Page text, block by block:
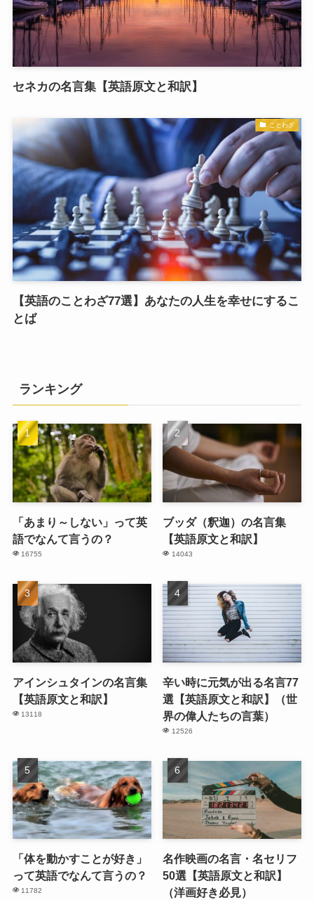
セネカの名言集【英語原文と和訳】
ことわざ
【英語のことわざ77選】あなたの人生を幸せにするこ
とば
ランキング
「あまり～しない」って英
語でなんて言うの？
16755
ブッダ（釈迦）の名言集
【英語原文と和訳】
14043
アインシュタインの名言集
【英語原文と和訳】
13118
辛い時に元気が出る名言77
選【英語原文と和訳】（世
界の偉人たちの言葉）
12526
「体を動かすことが好き」
って英語でなんて言うの？
11782
名作映画の名言・名セリフ
50選【英語原文と和訳】
（洋画好き必見）